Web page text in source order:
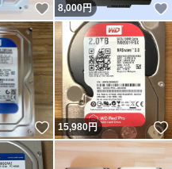
いいね！
8,000円
いいね！
15,980円